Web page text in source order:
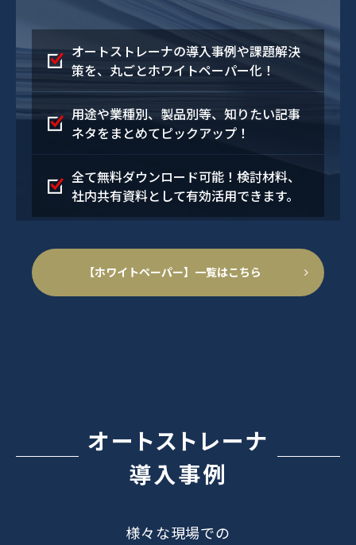
オートストレーナの導入事例や課題解決
策を、丸ごとホワイトペーパー化！
用途や業種別、製品別等、知りたい記事
ネタをまとめてピックアップ！
全て無料ダウンロード可能！検討材料、
社内共有資料として有効活用できます。
【ホワイトペーパー】一覧はこちら
オートストレーナ
導入事例
様々な現場での